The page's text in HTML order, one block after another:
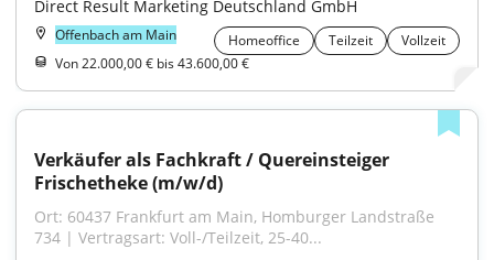
Direct Result Marketing Deutschland GmbH
Offenbach am Main Homeoffice Teilzeit
Vollzeit
Von 22.000,00 € bis 43.600,00 €
Verkäufer als Fachkraft / Quereinsteiger
Frischetheke (m/w/d)
Ort: 60437 Frankfurt am Main, Homburger Landstraße
734 | Vertragsart: Voll-/Teilzeit, 25-40...